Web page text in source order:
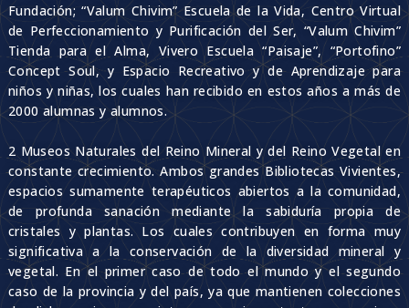
Fundación; “Valum Chivim” Escuela de la Vida, Centro Virtual
de Perfeccionamiento y Purificación del Ser, “Valum Chivim”
Tienda para el Alma, Vivero Escuela “Paisaje”, “Portofino”
Concept Soul, y Espacio Recreativo y de Aprendizaje para
niños y niñas, los cuales han recibido en estos años a más de
2000 alumnas y alumnos.
2 Museos Naturales del Reino Mineral y del Reino Vegetal en
constante crecimiento. Ambos grandes Bibliotecas Vivientes,
espacios sumamente terapéuticos abiertos a la comunidad,
de profunda sanación mediante la sabiduría propia de
cristales y plantas. Los cuales contribuyen en forma muy
significativa a la conservación de la diversidad mineral y
vegetal. En el primer caso de todo el mundo y el segundo
caso de la provincia y del país, ya que mantienen colecciones